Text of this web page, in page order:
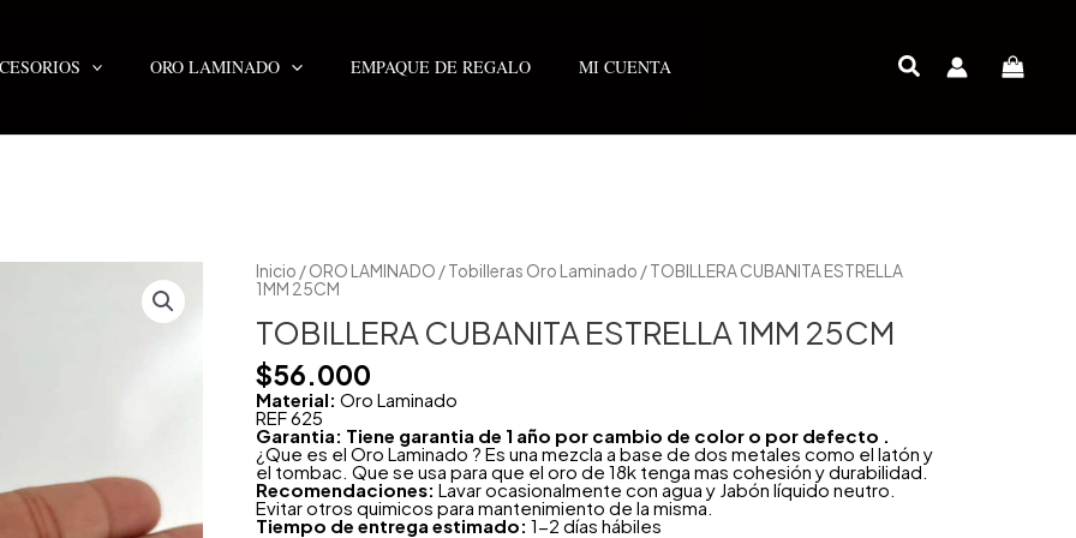
ORO LAMINADO EMPAQUE DE REGALO MI CUENTA
Inicio /ORO LAMINADO /Tobilleras Oro Laminado / TOBILLERA CUBANITA ESTRELLA
1MM 25CM
TOBILLERA CUBANITA ESTRELLA 1MM 25CM
$56.000
Material: Oro Laminado
REF 625
Garantia: Tiene garantia de 1 año por cambio de color o por defecto .
¿Que es el Oro Laminado ? Es una mezcla a base de dos metales como el latón y
el tombac. Que se usa para que el oro de 18k tenga mas cohesión y durabilidad.
Recomendaciones: Lavar ocasionalmente con agua y Jabón líquido neutro.
Evitar otros quimicos para mantenimiento de la misma.
Tiempo de entrega estimado: 1-2 días hábiles
TOBILLERA
CUBANITA
1MM
25CM
cantidad